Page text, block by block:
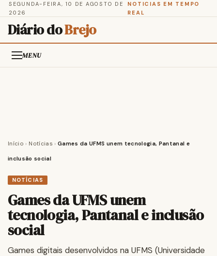
SEGUNDA-FEIRA, 10 DE AGOSTO DE
2026
NOTICIAS EM TEMPO
REAL
Diário doBrejo
MENU
Início › Notícias › Games da UFMS unem tecnologia, Pantanal e
inclusão social
NOTÍCIAS
Games da UFMS unem
tecnologia, Pantanal e inclusão
social
Games digitais desenvolvidos na UFMS (Universidade